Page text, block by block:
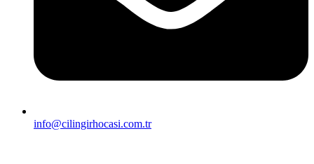
info@cilingirhocasi.com.tr